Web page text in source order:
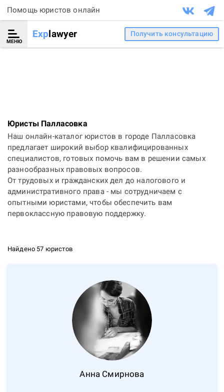
Помощь юристов онлайн
МЕНЮ
Explawyer Получить консультацию
Юристы Палласовка
Наш онлайн-каталог юристов в городе Палласовка
предлагает широкий выбор квалифицированных
специалистов, готовых помочь вам в решении самых
разнообразных правовых вопросов.
От трудовых и гражданских дел до налогового и
административного права - мы сотрудничаем с
опытными юристами, чтобы обеспечить вам
первоклассную правовую поддержку.
Найдено 57 юристов
Анна Смирнова